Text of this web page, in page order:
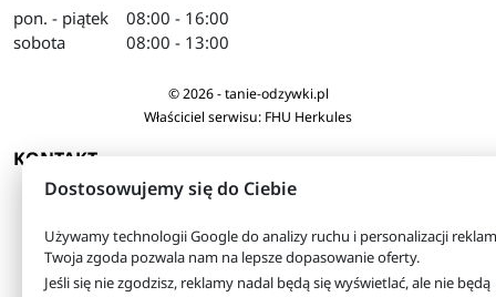
pon. - piątek
sobota
08:00 - 16:00
08:00 - 13:00
© 2026 - tanie-odzywki.pl
Właściciel serwisu: FHU Herkules
KONTAKT
Dostosowujemy się do Ciebie
Używamy technologii Google do analizy ruchu i personalizacji
Twoja zgoda pozwala nam na lepsze dopasowanie oferty.
Jeśli się nie zgodzisz, reklamy nadal będą się wyświetlać, ale nie będą